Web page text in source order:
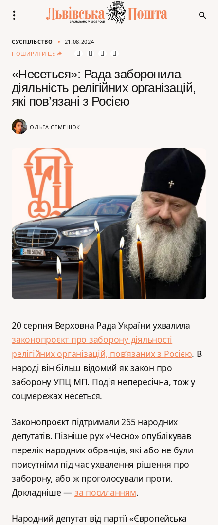
СУСПІЛЬСТВО
21.08.2024
ПОШИРИТИ ЦЕ
«Несеться»: Рада заборонила
діяльність релігійних організацій,
які пов’язані з Росією
ОЛЬГА СЕМЕНЮК
20 серпня Верховна Рада України ухвалила
законопроєкт про заборону діяльності
релігійних організацій, пов’язаних з Росією. В
народі він більш відомий як закон про
заборону УПЦ МП. Подія непересічна, тож у
соцмережах несеться.
Законопроєкт підтримали 265 народних
депутатів. Пізніше рух «Чесно» опублікував
перелік народних обранців, які або не були
присутніми під час ухвалення рішення про
заборону, або ж проголосували проти.
Докладніше — за посиланням.
Народний депутат від партії «Європейська